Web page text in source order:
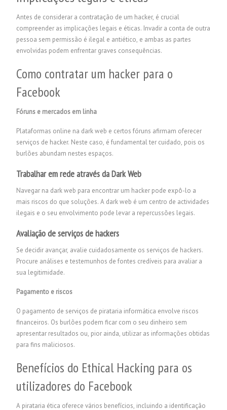
Antes de considerar a contratação de um hacker, é crucial
compreender as implicações legais e éticas. Invadir a conta de outra
pessoa sem permissão é ilegal e antiético, e ambas as partes
envolvidas podem enfrentar graves consequências.
Como contratar um hacker para o
Facebook
Fóruns e mercados em linha
Plataformas online na dark web e certos fóruns afirmam oferecer
serviços de hacker. Neste caso, é fundamental ter cuidado, pois os
burlões abundam nestes espaços.
Trabalhar em rede através da Dark Web
Navegar na dark web para encontrar um hacker pode expô-lo a
mais riscos do que soluções. A dark web é um centro de actividades
ilegais e o seu envolvimento pode levar a repercussões legais.
Avaliação de serviços de hackers
Se decidir avançar, avalie cuidadosamente os serviços de hackers.
Procure análises e testemunhos de fontes credíveis para avaliar a
sua legitimidade.
Pagamento e riscos
O pagamento de serviços de pirataria informática envolve riscos
financeiros. Os burlões podem ficar com o seu dinheiro sem
apresentar resultados ou, pior ainda, utilizar as informações obtidas
para fins maliciosos.
Benefícios do Ethical Hacking para os
utilizadores do Facebook
A pirataria ética oferece vários benefícios, incluindo a identificação